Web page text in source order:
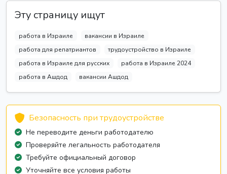
Эту страницу ищут
работа в Израиле
вакансии в Израиле
работа для репатриантов
трудоустройство в Израиле
работа в Израиле для русских
работа в Израиле 2024
работа в Ашдод
вакансии Ашдод
Безопасность при трудоустройстве
Не переводите деньги работодателю
Проверяйте легальность работодателя
Требуйте официальный договор
Уточняйте все условия работы